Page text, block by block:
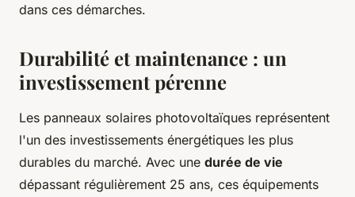
dans ces démarches.
Durabilité et maintenance : un
investissement pérenne
Les panneaux solaires photovoltaïques représentent
l'un des investissements énergétiques les plus
durables du marché. Avec une durée de vie
dépassant régulièrement 25 ans, ces équipements